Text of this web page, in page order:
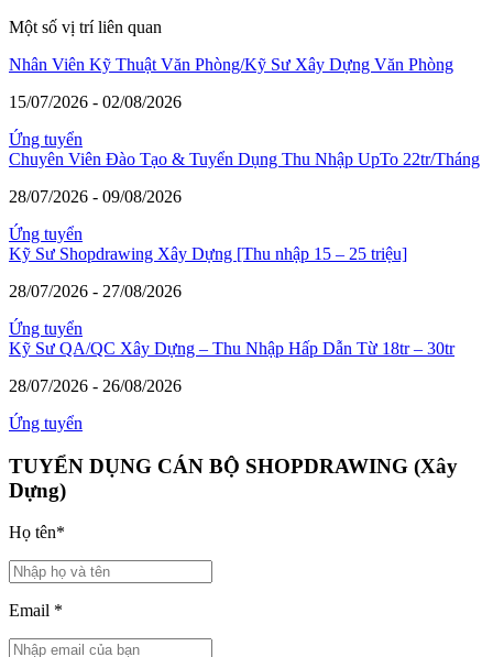
Một số vị trí liên quan
Nhân Viên Kỹ Thuật Văn Phòng/Kỹ Sư Xây Dựng Văn Phòng
15/07/2026 - 02/08/2026
Ứng tuyển
Chuyên Viên Đào Tạo & Tuyển Dụng Thu Nhập UpTo 22tr/Tháng
28/07/2026 - 09/08/2026
Ứng tuyển
Kỹ Sư Shopdrawing Xây Dựng [Thu nhập 15 – 25 triệu]
28/07/2026 - 27/08/2026
Ứng tuyển
Kỹ Sư QA/QC Xây Dựng – Thu Nhập Hấp Dẫn Từ 18tr – 30tr
28/07/2026 - 26/08/2026
Ứng tuyển
TUYỂN DỤNG CÁN BỘ SHOPDRAWING (Xây
Dựng)
Họ tên*
Email *